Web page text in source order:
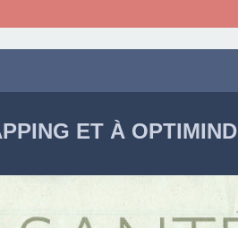
ET À OPTIMIND